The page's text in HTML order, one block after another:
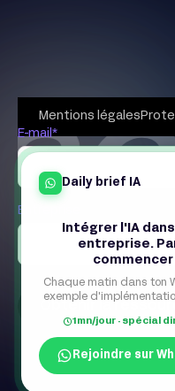
Mentions légales
E-mail*
Entreprise
Daily brief IA
Intégrer l'IA
entreprise.
commencer
Chaque matin dans ton
exemple
1mn/jour · spécial
Rejoindre sur